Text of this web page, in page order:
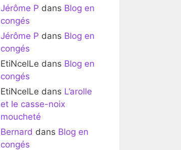
Jérôme P dans Blog en
congés
Jérôme P dans Blog en
congés
EtiNcelLe dans Blog en
congés
EtiNcelLe dans L’arolle
et le casse-noix
moucheté
Bernard dans Blog en
congés